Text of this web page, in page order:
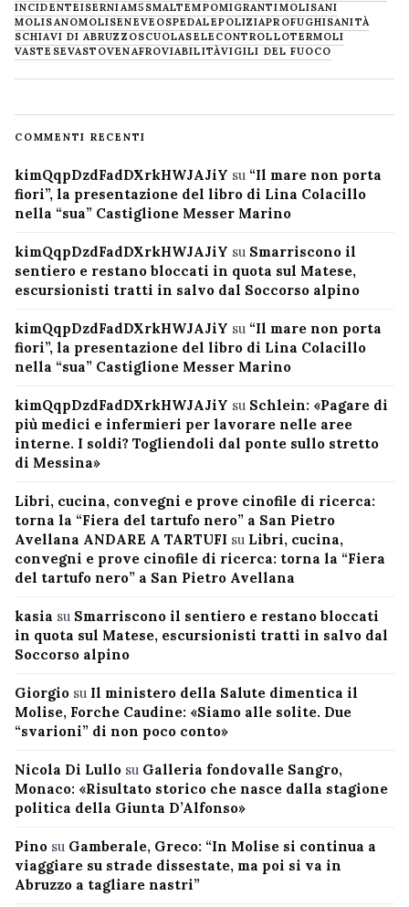
INCIDENTEISERNIAM5SMALTEMPOMIGRANTIMOLISANI
MOLISANOMOLISENEVE OSPEDALEPOLIZIAPROFUGHISANITÀ
SCHIAVI DI ABRUZZOSCUOLASELECONTROLLOTERMOLI
VASTESEVASTOVENAFROVIABILITÀVIGILI DEL FUOCO
COMMENTI RECENTI
kimQqpDzdFadDXrkHWJAJiY su “Il mare non porta
fiori”, la presentazione del libro di Lina Colacillo
nella “sua” Castiglione Messer Marino
kimQqpDzdFadDXrkHWJAJiY su Smarriscono il
sentiero e restano bloccati in quota sul Matese,
escursionisti tratti in salvo dal Soccorso alpino
kimQqpDzdFadDXrkHWJAJiY su “Il mare non porta
fiori”, la presentazione del libro di Lina Colacillo
nella “sua” Castiglione Messer Marino
kimQqpDzdFadDXrkHWJAJiY su Schlein: «Pagare di
più medici e infermieri per lavorare nelle aree
interne. I soldi? Togliendoli dal ponte sullo stretto
di Messina»
Libri, cucina, convegni e prove cinofile di ricerca:
torna la “Fiera del tartufo nero” a San Pietro
Avellana ANDARE A TARTUFI su Libri, cucina,
convegni e prove cinofile di ricerca: torna la “Fiera
del tartufo nero” a San Pietro Avellana
kasia su Smarriscono il sentiero e restano bloccati
in quota sul Matese, escursionisti tratti in salvo dal
Soccorso alpino
Giorgio su Il ministero della Salute dimentica il
Molise, Forche Caudine: «Siamo alle solite. Due
“svarioni” di non poco conto»
Nicola Di Lullo su Galleria fondovalle Sangro,
Monaco: «Risultato storico che nasce dalla stagione
politica della Giunta D’Alfonso»
Pino su Gamberale, Greco: “In Molise si continua a
viaggiare su strade dissestate, ma poi si va in
Abruzzo a tagliare nastri”